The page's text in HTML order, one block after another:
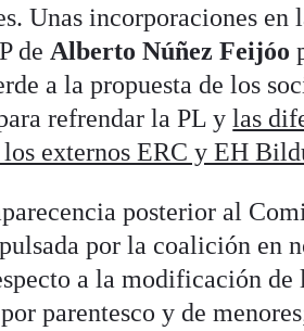
Unas incorporaciones en
deAlberto Núñez Feijóo
a la propuesta de los
refrendar la PL ylas
los externos ERC y EH
posterior al
por la coalición en
a la modificación de
parentesco y de